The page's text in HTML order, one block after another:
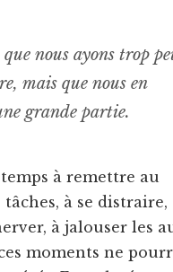
que nous ayons trop
mais que nous en
grande partie.
à remettre au
à se distraire,
à jalouser les
moments ne